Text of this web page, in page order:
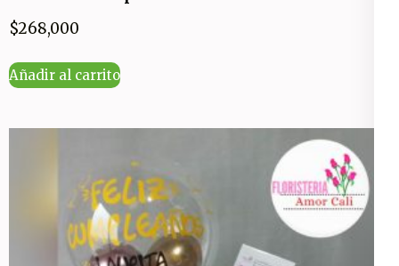
$268,000
Añadir al carrito